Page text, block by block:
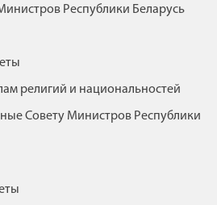
Республики Беларусь
религий и национальностей
Совету Министров Республики